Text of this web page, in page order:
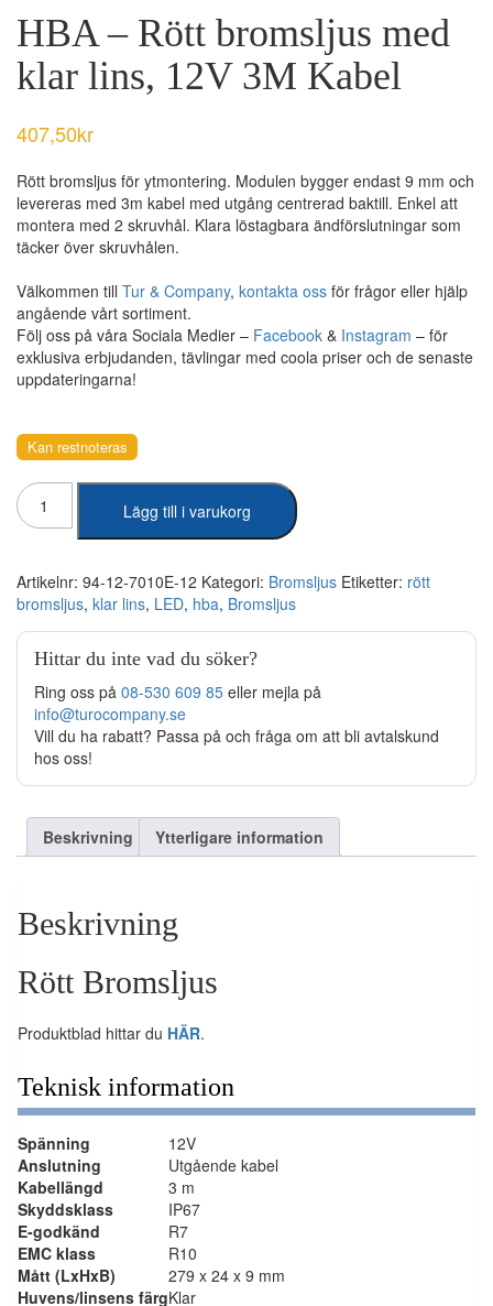
HBA – Rött bromsljus med
klar lins, 12V 3M Kabel
407,50kr
Rött bromsljus för ytmontering. Modulen bygger endast 9 mm och
levereras med 3m kabel med utgång centrerad baktill. Enkel att
montera med 2 skruvhål. Klara löstagbara ändförslutningar som
täcker över skruvhålen.
Välkommen till Tur & Company, kontakta oss för frågor eller hjälp
angående vårt sortiment.
Följ oss på våra Sociala Medier – Facebook & Instagram – för
exklusiva erbjudanden, tävlingar med coola priser och de senaste
uppdateringarna!
Kan restnoteras
HBA
-
Rött
med
klar
3M
Kabel
mängd
Lägg till i varukorg
Artikelnr: 94-12-7010E-12 Kategori: Bromsljus Etiketter: rött
bromsljus, klar lins, LED, hba, Bromsljus
Hittar du inte vad du söker?
Ring oss på 08-530 609 85 eller mejla på
info@turocompany.se
Vill du ha rabatt? Passa på och fråga om att bli avtalskund
hos oss!
Beskrivning Ytterligare information
Beskrivning
Rött Bromsljus
Produktblad hittar du HÄR.
Teknisk information
Spänning
12V
Anslutning
Utgående kabel
Kabellängd
3 m
Skyddsklass
IP67
E-godkänd
R7
EMC klass
R10
Mått (LxHxB)
279 x 24 x 9 mm
Huvens/linsens färgKlar